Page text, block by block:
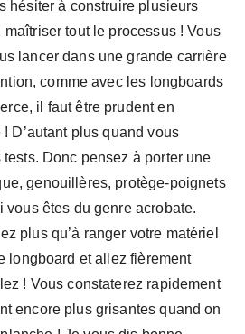
hésiter à construire plusieurs
maîtriser tout le processus ! Vous
lancer dans une grande carrière
comme avec les longboards
il faut être prudent en
D’autant plus quand vous
Donc pensez à porter une
genouillères, protège-poignets
vous êtes du genre acrobate.
plus qu’à ranger votre matériel
longboard et allez fièrement
! Vous constaterez rapidement
encore plus grisantes quand on